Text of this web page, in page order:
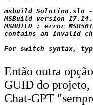
msbuild Solution.sln
MSBuild version
MSBUILD : error
contains an invalid
Então outra
GUID do projeto,
Chat-GPT